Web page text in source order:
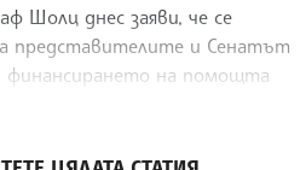
Шолц днес заяви, че се
представителите и Сенатът
финансирането на помощта